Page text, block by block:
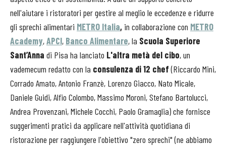
nell'aiutare i ristoratori per gestire al meglio le eccedenze e ridurre
gli sprechi alimentari METRO Italia, in collaborazione con METRO
Academy,APCI, Banco Alimentare, la Scuola Superiore
Sant’Anna di Pisa ha lanciato L'altra metà del cibo, un
vademecum redatto con la consulenza di 12 chef(Riccardo Mini,
Corrado Amato, Antonio Franzè, Lorenzo Giacco, Nato Micale,
Daniele Guidi, Alfio Colombo, Massimo Moroni, Stefano Bartolucci,
Andrea Provenzani, Michele Cocchi, Paolo Gramaglia) che fornisce
suggerimenti pratici da applicare nell'attività quotidiana di
ristorazione per raggiungere l'obiettivo "zero sprechi" (ne abbiamo